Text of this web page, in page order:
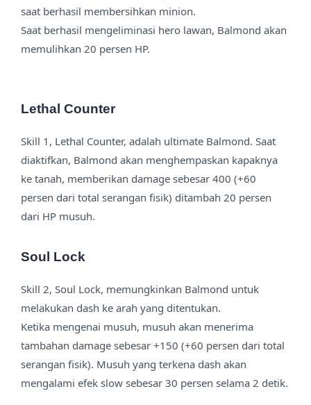
saat berhasil membersihkan minion.
Saat berhasil mengeliminasi hero lawan, Balmond akan
memulihkan 20 persen HP.
Lethal Counter
Skill 1, Lethal Counter, adalah ultimate Balmond. Saat
diaktifkan, Balmond akan menghempaskan kapaknya
ke tanah, memberikan damage sebesar 400 (+60
persen dari total serangan fisik) ditambah 20 persen
dari HP musuh.
Soul Lock
Skill 2, Soul Lock, memungkinkan Balmond untuk
melakukan dash ke arah yang ditentukan.
Ketika mengenai musuh, musuh akan menerima
tambahan damage sebesar +150 (+60 persen dari total
serangan fisik). Musuh yang terkena dash akan
mengalami efek slow sebesar 30 persen selama 2 detik.